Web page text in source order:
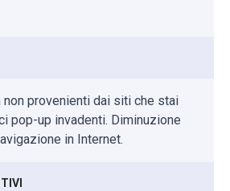
provenienti dai siti che stai
pop-up invadenti. Diminuzione
in Internet.